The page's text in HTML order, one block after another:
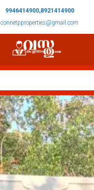
9946414900,8921414900
connetpproperties@gmail.com